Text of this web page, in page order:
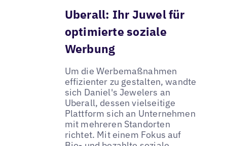
Uberall: Ihr Juwel für
optimierte soziale
Werbung
Um die Werbemaßnahmen
effizienter zu gestalten, wandte
sich Daniel's Jewelers an
Uberall, dessen vielseitige
Plattform sich an Unternehmen
mit mehreren Standorten
richtet. Mit einem Fokus auf